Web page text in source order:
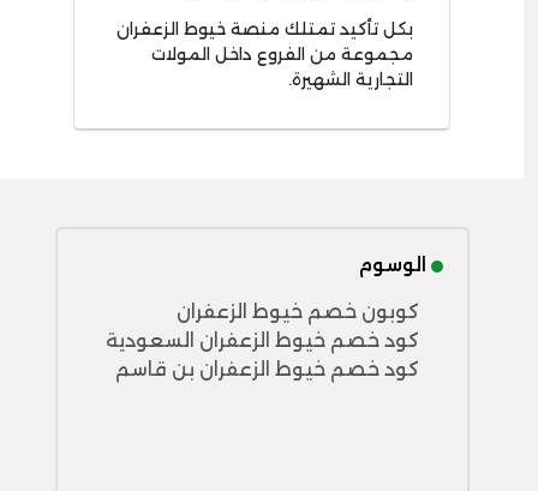
بكل تأكيد تمتلك منصة خيوط الزعفران
مجموعة من الفروع داخل المولات
التجارية الشهيرة.
الوسوم
كوبون خصم خيوط الزعفران
كود خصم خيوط الزعفران السعودية
كود خصم خيوط الزعفران بن قاسم